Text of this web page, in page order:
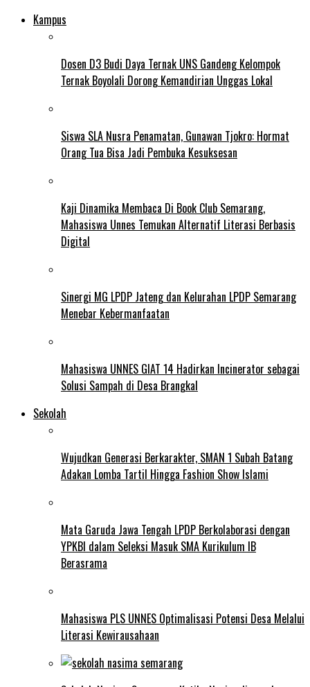
Kampus
Dosen D3 Budi Daya Ternak UNS Gandeng Kelompok
Ternak Boyolali Dorong Kemandirian Unggas Lokal
Siswa SLA Nusra Penamatan, Gunawan Tjokro: Hormat
Orang Tua Bisa Jadi Pembuka Kesuksesan
Kaji Dinamika Membaca Di Book Club Semarang,
Mahasiswa Unnes Temukan Alternatif Literasi Berbasis
Digital
Sinergi MG LPDP Jateng dan Kelurahan LPDP Semarang
Menebar Kebermanfaatan
Mahasiswa UNNES GIAT 14 Hadirkan Incinerator sebagai
Solusi Sampah di Desa Brangkal
Sekolah
Wujudkan Generasi Berkarakter, SMAN 1 Subah Batang
Adakan Lomba Tartil Hingga Fashion Show Islami
Mata Garuda Jawa Tengah LPDP Berkolaborasi dengan
YPKBI dalam Seleksi Masuk SMA Kurikulum IB
Berasrama
Mahasiswa PLS UNNES Optimalisasi Potensi Desa Melalui
Literasi Kewirausahaan